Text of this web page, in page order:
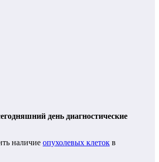
день диагностические
наличие опухолевых клеток в